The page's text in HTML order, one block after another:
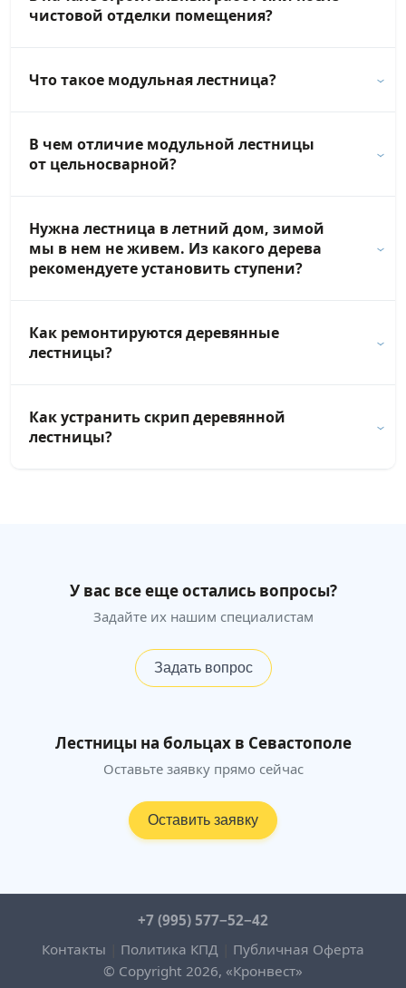
чистовой отделки помещения?
Что такое модульная лестница?
В чем отличие модульной лестницы
от цельносварной?
Нужна лестница в летний дом, зимой
мы в нем не живем. Из какого дерева
рекомендуете установить ступени?
Как ремонтируются деревянные
лестницы?
Как устранить скрип деревянной
лестницы?
У вас все еще остались вопросы?
Задайте их нашим специалистам
Задать вопрос
Лестницы на больцах в Севастополе
Оставьте заявку прямо сейчас
Оставить заявку
© Copyright 2026, «Кронвест»
+7 (995) 577−52−42
Контакты
Политика КПД Публичная Оферта